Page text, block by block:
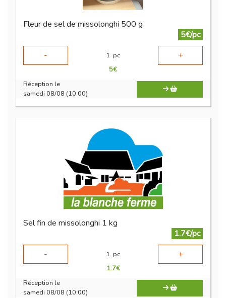
Fleur de sel de missolonghi 500 g
5€/pc
-
1 pc +
5€
Réception le
samedi 08/08 (10:00)
Sel fin de missolonghi 1 kg
1.7€/pc
-
1 pc +
1.7€
Réception le
samedi 08/08 (10:00)